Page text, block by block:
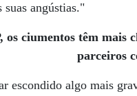
angústias."
os ciumentos têm
parceiros
escondido algo mais